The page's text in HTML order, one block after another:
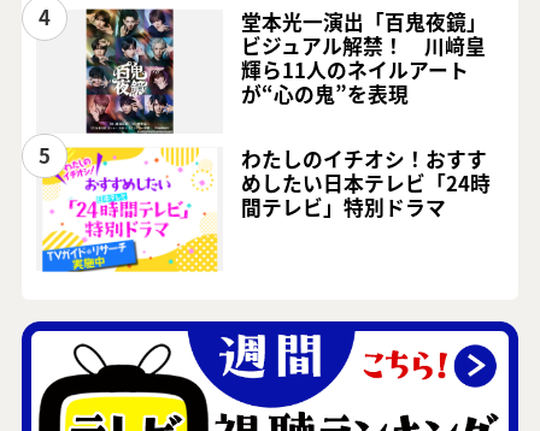
4
堂本光一演出「百鬼夜鏡」
ビジュアル解禁！ 川﨑皇
輝ら11人のネイルアート
が“心の鬼”を表現
5
わたしのイチオシ！おすす
めしたい日本テレビ「24時
間テレビ」特別ドラマ